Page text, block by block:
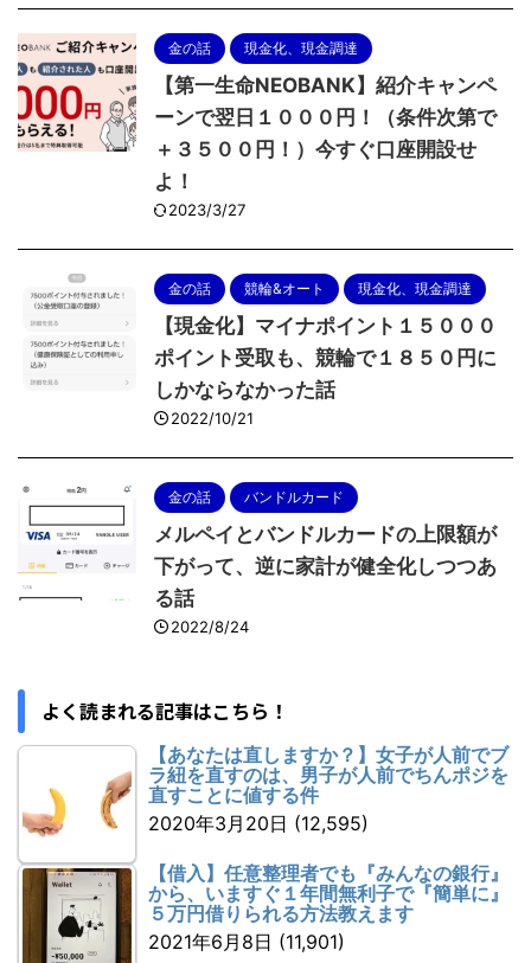
金の話 現金化、現金調達
【第一生命NEOBANK】紹介キャンペ
ーンで翌日１０００円！（条件次第で
＋３５００円！）今すぐ口座開設せ
よ！
2023/3/27
金の話 競輪&オート 現金化、現金調達
【現金化】マイナポイント１５０００
ポイント受取も、競輪で１８５０円に
しかならなかった話
2022/10/21
金の話 バンドルカード
メルペイとバンドルカードの上限額が
下がって、逆に家計が健全化しつつあ
る話
2022/8/24
よく読まれる記事はこちら！
【あなたは直しますか？】女子が人前でブ
ラ紐を直すのは、男子が人前でちんポジを
直すことに値する件
2020年3月20日 (12,595)
【借入】任意整理者でも『みんなの銀行』
から、いますぐ１年間無利子で『簡単に』
５万円借りられる方法教えます
2021年6月8日 (11,901)